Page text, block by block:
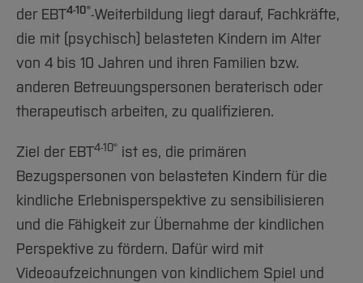
der EBT4-10®-Weiterbildung liegt darauf, Fachkräfte,
die mit (psychisch) belasteten Kindern im Alter
von 4 bis 10 Jahren und ihren Familien bzw.
anderen Betreuungspersonen beraterisch oder
therapeutisch arbeiten, zu qualifizieren.
Ziel der EBT4-10® ist es, die primären
Bezugspersonen von belasteten Kindern für die
kindliche Erlebnisperspektive zu sensibilisieren
und die Fähigkeit zur Übernahme der kindlichen
Perspektive zu fördern. Dafür wird mit
Videoaufzeichnungen von kindlichem Spiel und